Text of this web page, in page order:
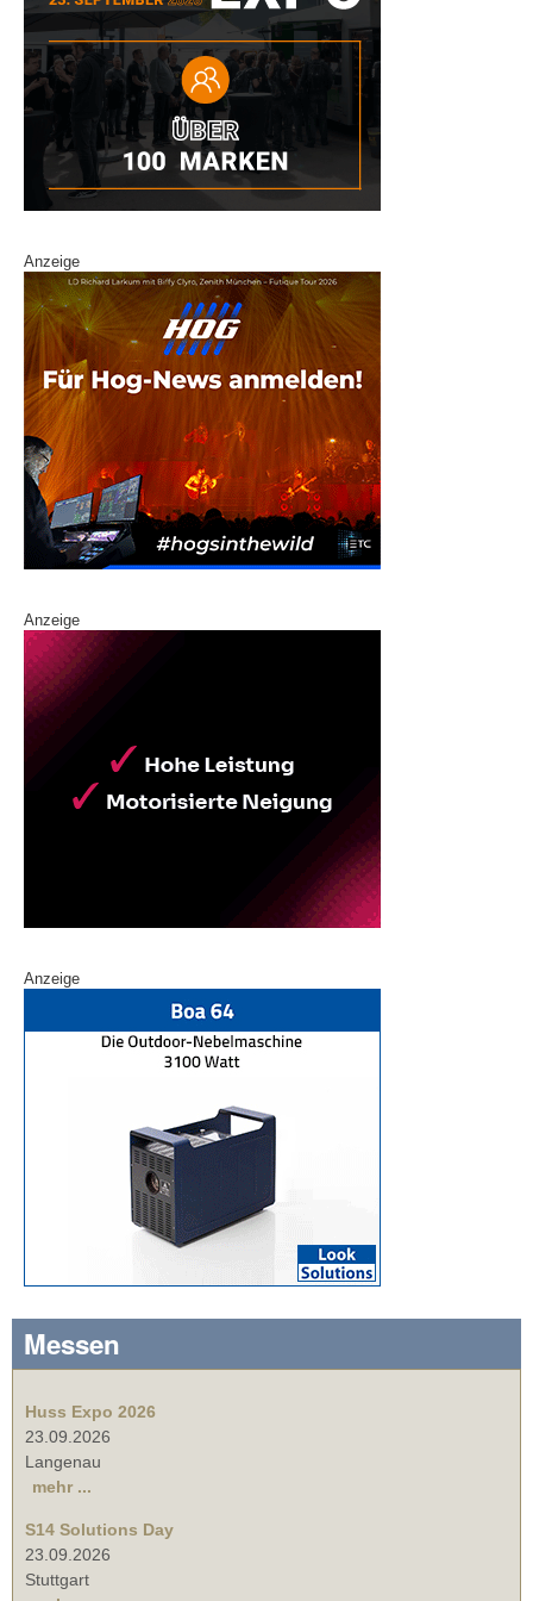
Anzeige
Anzeige
Anzeige
Messen
Huss Expo 2026
23.09.2026
Langenau
mehr ...
S14 Solutions Day
23.09.2026
Stuttgart